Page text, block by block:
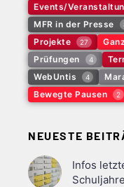
Events/
MFR in der Presse
Projekte 27
Prüfungen 4
WebUntis 4
Bewegte Pausen 2
NEUESTE
Infos